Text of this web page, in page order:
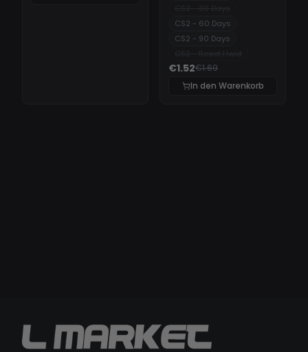
CS2 - 60 Days
CS2 - 90 Days
€1.52€1.69
In den Warenkorb